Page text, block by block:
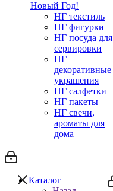
Новый Год!
НГ текстиль
НГ фигурки
НГ посуда для
сервировки
НГ
декоративные
украшения
НГ салфетки
НГ пакеты
НГ свечи,
ароматы для
дома
Каталог